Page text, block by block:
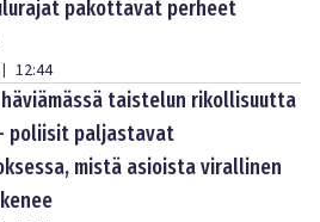
pakottavat perheet
| 12:44
häviämässä taistelun rikollisuutta
poliisit paljastavat
mistä asioista virallinen